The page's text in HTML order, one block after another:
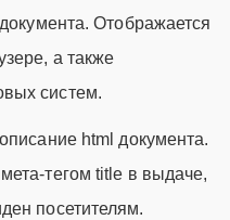
Отображается
а также
систем.
html документа.
тегом title в выдаче,
посетителям.